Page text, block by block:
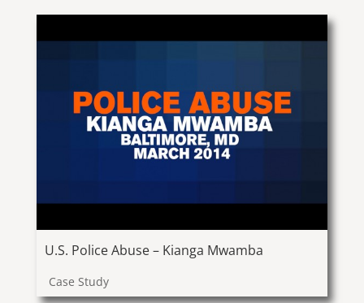
U.S. Police Abuse – Kianga Mwamba
Case Study